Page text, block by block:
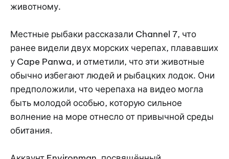
животному.
Местные рыбаки рассказали Channel 7, что
ранее видели двух морских черепах, плававших
у Cape Panwa, и отметили, что эти животные
обычно избегают людей и рыбацких лодок. Они
предположили, что черепаха на видео могла
быть молодой особью, которую сильное
волнение на море отнесло от привычной среды
обитания.